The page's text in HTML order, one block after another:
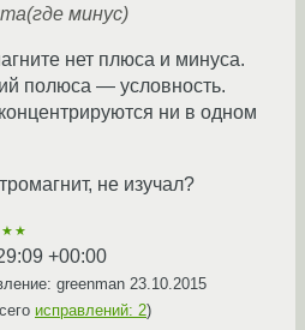
минус)
нет плюса и минуса.
полюса — условность.
ни в одном
не изучал?
+00:00
greenman 23.10.2015
исправлений: 2)